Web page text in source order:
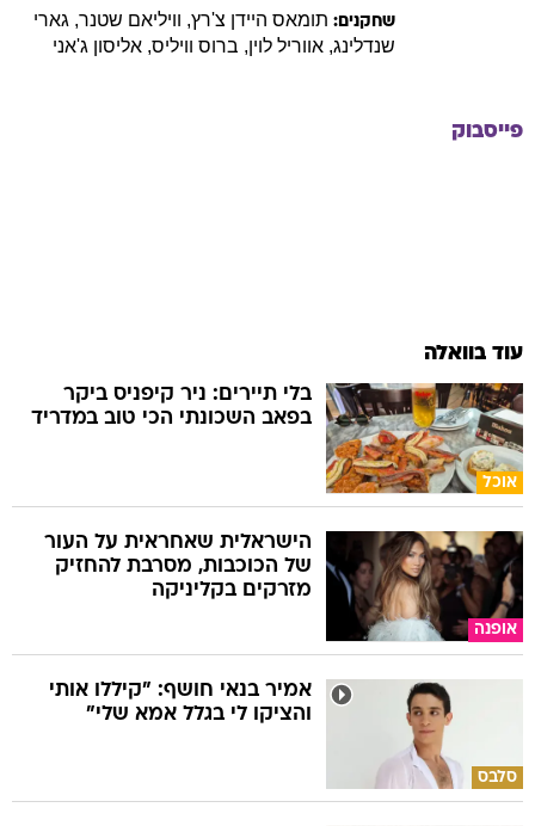
שחקנים: תומאס היידן צ'רץ, וויליאם שטנר, גארי
שנדלינג, אווריל לוין, ברוס וויליס, אליסון ג'אני
פייסבוק
עוד בוואלה
אוכל
בלי תיירים: ניר קיפניס ביקר
בפאב השכונתי הכי טוב במדריד
אופנה
הישראלית שאחראית על העור
של הכוכבות, מסרבת להחזיק
מזרקים בקליניקה
סלבס
אמיר בנאי חושף: "קיללו אותי
והציקו לי בגלל אמא שלי"